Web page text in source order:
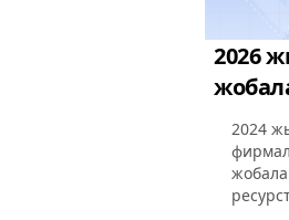
2026
2024